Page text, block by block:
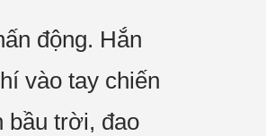
động. Hắn
vào tay chiến
bầu trời, đao